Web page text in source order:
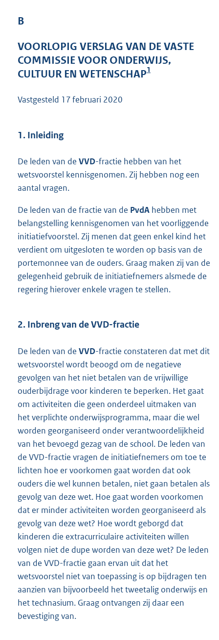
B
VOORLOPIG VERSLAG VAN DE VASTE
COMMISSIE VOOR ONDERWIJS,
CULTUUR EN WETENSCHAP1
Vastgesteld 17 februari 2020
1. Inleiding
De leden van de VVD-fractie hebben van het
wetsvoorstel kennisgenomen. Zij hebben nog een
aantal vragen.
De leden van de fractie van de PvdA hebben met
belangstelling kennisgenomen van het voorliggende
initiatiefvoorstel. Zij menen dat geen enkel kind het
verdient om uitgesloten te worden op basis van de
portemonnee van de ouders. Graag maken zij van de
gelegenheid gebruik de initiatiefnemers alsmede de
regering hierover enkele vragen te stellen.
2. Inbreng van de VVD-fractie
De leden van de VVD-fractie constateren dat met dit
wetsvoorstel wordt beoogd om de negatieve
gevolgen van het niet betalen van de vrijwillige
ouderbijdrage voor kinderen te beperken. Het gaat
om activiteiten die geen onderdeel uitmaken van
het verplichte onderwijsprogramma, maar die wel
worden georganiseerd onder verantwoordelijkheid
van het bevoegd gezag van de school. De leden van
de VVD-fractie vragen de initiatiefnemers om toe te
lichten hoe er voorkomen gaat worden dat ook
ouders die wel kunnen betalen, niet gaan betalen als
gevolg van deze wet. Hoe gaat worden voorkomen
dat er minder activiteiten worden georganiseerd als
gevolg van deze wet? Hoe wordt geborgd dat
kinderen die extracurriculaire activiteiten willen
volgen niet de dupe worden van deze wet? De leden
van de VVD-fractie gaan ervan uit dat het
wetsvoorstel niet van toepassing is op bijdragen ten
aanzien van bijvoorbeeld het tweetalig onderwijs en
het technasium. Graag ontvangen zij daar een
bevestiging van.